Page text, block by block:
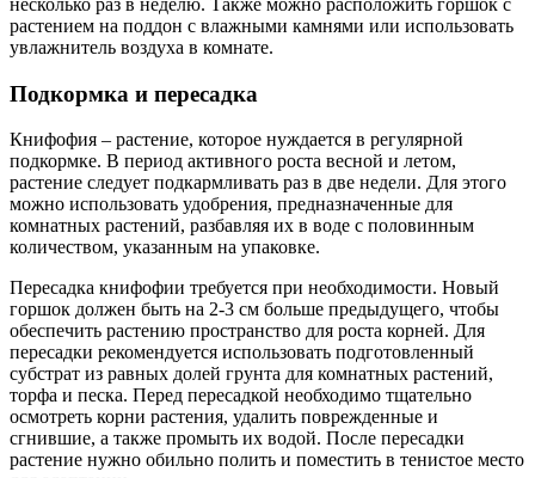
растением на поддон с влажными камнями или использовать
увлажнитель воздуха в комнате.
Подкормка и пересадка
Книфофия – растение, которое нуждается в регулярной
подкормке. В период активного роста весной и летом,
растение следует подкармливать раз в две недели. Для этого
можно использовать удобрения, предназначенные для
комнатных растений, разбавляя их в воде с половинным
количеством, указанным на упаковке.
Пересадка книфофии требуется при необходимости. Новый
горшок должен быть на 2-3 см больше предыдущего, чтобы
обеспечить растению пространство для роста корней. Для
пересадки рекомендуется использовать подготовленный
субстрат из равных долей грунта для комнатных растений,
торфа и песка. Перед пересадкой необходимо тщательно
осмотреть корни растения, удалить поврежденные и
сгнившие, а также промыть их водой. После пересадки
растение нужно обильно полить и поместить в тенистое место